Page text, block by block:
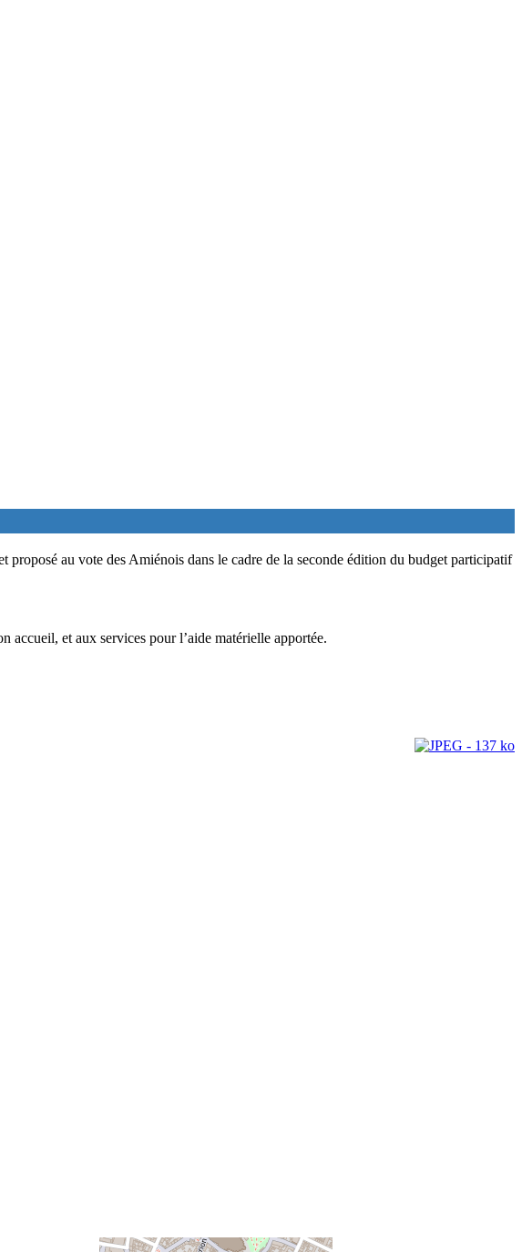
au vote des Amiénois dans le cadre de la seconde édition du budget participatif
accueil, et aux services pour l’aide matérielle apportée.